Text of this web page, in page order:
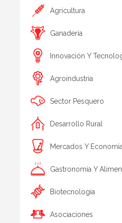
Agricultura
Ganadería
Innovación Y
Agroindustria
Sector Pesquero
Desarrollo Rural
Mercados Y Economía
Gastronomía Y
Biotecnologia
Asociaciones